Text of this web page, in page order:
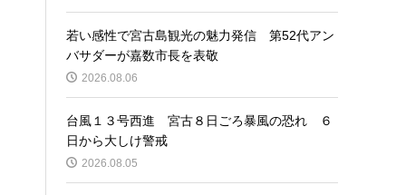
若い感性で宮古島観光の魅力発信 第52代アン
バサダーが嘉数市長を表敬
2026.08.06
台風１３号西進 宮古８日ごろ暴風の恐れ ６
日から大しけ警戒
2026.08.05